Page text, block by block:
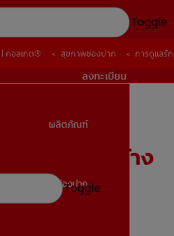
Toggle
ลงทะเบียน
ผลิตภัณฑ์
สุขภาพช่องปาก
Toggle
คอลเกต® สุขภาพช่องปาก การดูแลรั
ฟัน: มีอะไรบ้าง
ำคัญต่อคุณ